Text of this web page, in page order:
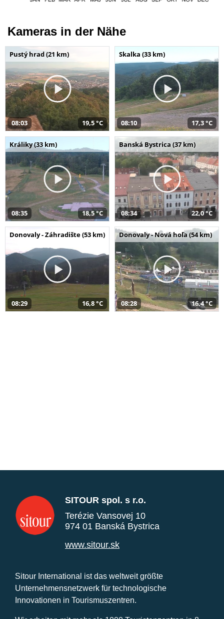
Kameras in der Nähe
Pustý hrad (21 km)
08:03 19,5 °C
Skalka (33 km)
08:10 17,3 °C
Králiky (33 km)
08:35 18,5 °C
Banská Bystrica (37 km)
08:34 22,0 °C
Donovaly - Záhradište (53 km)
08:29 16,8 °C
Donovaly - Nová hoľa (54 km)
08:28 16,4 °C
SITOUR spol. s r.o.
Terézie Vansovej 10
974 01 Banská Bystrica
www.sitour.sk
Sitour International ist das weltweit größte
Unternehmensnetzwerk für technologische
Innovationen in Tourismuszentren.